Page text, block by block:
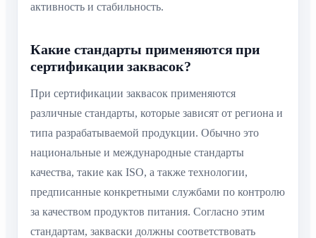
активность и стабильность.
Какие стандарты применяются при
сертификации заквасок?
При сертификации заквасок применяются
различные стандарты, которые зависят от региона и
типа разрабатываемой продукции. Обычно это
национальные и международные стандарты
качества, такие как ISO, а также технологии,
предписанные конкретными службами по контролю
за качеством продуктов питания. Согласно этим
стандартам, закваски должны соответствовать